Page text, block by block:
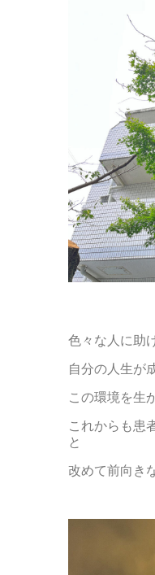
色々な人に助
自分の人生が
この環境を生
これからも患
と
改めて前向き